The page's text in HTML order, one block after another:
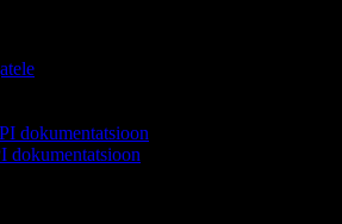
dokumentatsioon
dokumentatsioon